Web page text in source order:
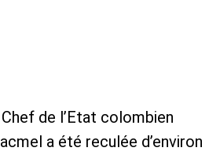
de l’Etat colombien
a été reculée d’environ